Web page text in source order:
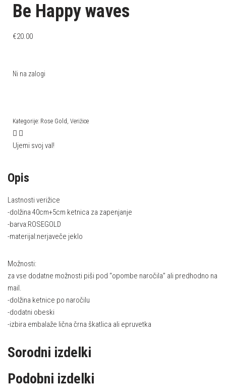
Be Happy waves
€20.00
Ni na zalogi
Kategorije: Rose Gold, Verižice
Ujemi svoj val!
Opis
Lastnosti verižice
-dolžina 40cm+5cm ketnica za zapenjanje
-barva:ROSEGOLD
-materijal:nerjaveče jeklo
Možnosti:
za vse dodatne možnosti piši pod “opombe naročila” ali predhodno na
mail.
-dolžina ketnice po naročilu
-dodatni obeski
-izbira embalaže lična črna škatlica ali epruvetka
Sorodni izdelki
Podobni izdelki